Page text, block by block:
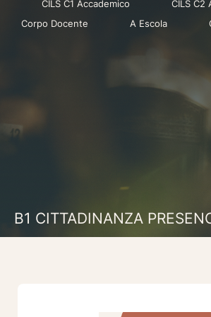
CILS C1 Accademico
CILS C2
Corpo Docente
A Escola
B1 CITTADINANZA